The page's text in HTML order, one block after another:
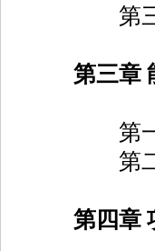
第三节
第三章
第一节
第二节
第四章